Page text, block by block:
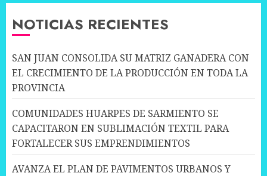
NOTICIAS RECIENTES
SAN JUAN CONSOLIDA SU MATRIZ GANADERA CON
EL CRECIMIENTO DE LA PRODUCCIÓN EN TODA LA
PROVINCIA
COMUNIDADES HUARPES DE SARMIENTO SE
CAPACITARON EN SUBLIMACIÓN TEXTIL PARA
FORTALECER SUS EMPRENDIMIENTOS
AVANZA EL PLAN DE PAVIMENTOS URBANOS Y